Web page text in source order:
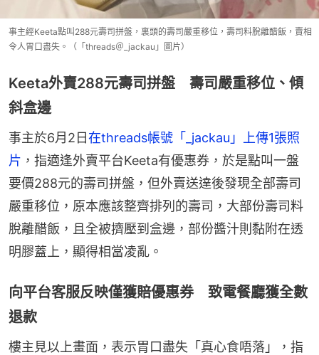
事主經Keeta點叫288元壽司拼盤，裏頭的壽司嚴重移位，壽司料脫離醋飯，賣相
令人胃口盡失。（「threads＠_jackau」圖片）
Keeta外賣288元壽司拼盤 壽司嚴重移位、傾
斜盒邊
事主於6月2日在threads帳號「_jackau」上傳1張照
片 ，指適逢外賣平台Keeta有優惠券，於是點叫一盤
要價288元的壽司拼盤，但外賣送達後發現全部壽司
嚴重移位，原本應該整齊排列的壽司，大部份壽司料
脫離醋飯，且全被擠壓到盒邊，部份醬汁則黏附在透
明膠蓋上，顯得相當凌亂。
向平台客服反映僅獲賠優惠券 致電餐廳獲全數
退款
樓主見以上畫面，表示胃口盡失「真心食唔落」，指